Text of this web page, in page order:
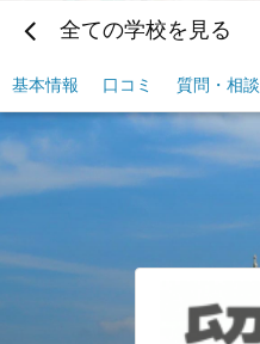
全ての学校を見る
基本情報 口コミ 質問・相談